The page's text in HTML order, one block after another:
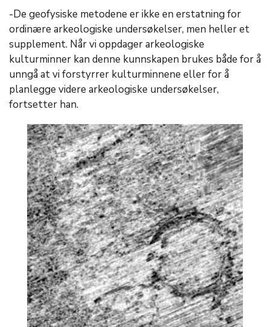
-De geofysiske metodene er ikke en erstatning for
ordinære arkeologiske undersøkelser, men heller et
supplement. Når vi oppdager arkeologiske
kulturminner kan denne kunnskapen brukes både for å
unngå at vi forstyrrer kulturminnene eller for å
planlegge videre arkeologiske undersøkelser,
fortsetter han.